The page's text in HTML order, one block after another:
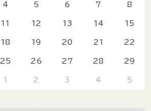
4 5 6 7 8
11 12 13 14 15
18 19 20 21 22
25 26 27 28 29
1 2 3 4 5